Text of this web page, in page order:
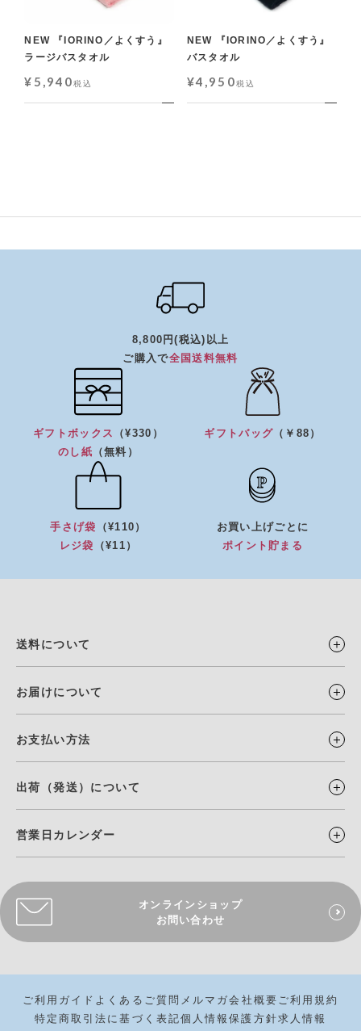
NEW 『IORINO／よくすう』
ラージバスタオル
¥ 5,940税込
NEW 『IORINO／よくすう』
バスタオル
¥4,950税込
8,800円(税込)以上
ご購入で全国送料無料
ギフトボックス
（¥330）
のし紙 （無料）
ギフトバッグ （￥88）
手さげ袋
（¥110）
レジ袋
（¥11）
お買い上げごとに
ポイント貯まる
送料について
お届けについて
お支払い方法
出荷（発送）について
営業日カレンダー
オンラインショップ
お問い合わせ
ご利用ガイド よくあるご質問 メルマガ会社概要 ご利用規約
特定商取引法に基づく表記個人情報保護方針求人情報